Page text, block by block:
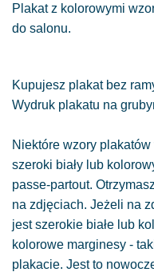
Plakat z kolorowymi
do salonu.
Kupujesz plakat bez
Wydruk plakatu na
Niektóre wzory
szeroki biały lub
passe-partout.
na zdjęciach. Jeżeli na
jest szerokie białe lub
kolorowe marginesy -
plakacie. Jest to